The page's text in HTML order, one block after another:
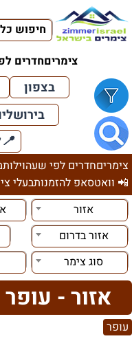
חיפוש
צימריםחדרים
בצפון
📍
צימריםחדרים לפי שעהוילות
📲 וואטסאפ להזמנותבעלי
אזור
אזור בדרום
סוג צימר
אזור - עופר
עופר